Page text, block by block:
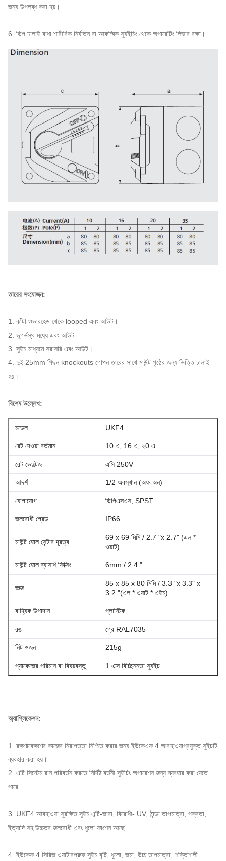
জন্য উপলব্ধ করা হয়।
6. ডিপ ঢালাই বাধা শারীরিক নির্যাতন বা আকস্মিক স্যুইচিং থেকে অপারেটিং লিভার রক্ষা।
তারের সংযোজন:
1. কাঁটা ওভারহেড থেকে looped এবং আউট।
2. ভূগর্ভস্থ মধ্যে এবং আউট
3. সুইচ মাধ্যমে সরাসরি এবং আউট।
4. দুই 25mm পিছন knockouts গোপন তারের সাথে মাউন্ট পৃষ্ঠের জন্য ভিত্তি ঢালাই
হয়।
বিশেষ উল্লেখ:
মডেল UKF4
রেট দেওয়া বর্তমান 10 এ, 16 এ, ২0 এ
রেট ভোল্টেজ এসি 250V
আদর্শ 1/2 অবস্থান (অফ-অন)
যোগাযোগ ডিপিএসএস, SPST
জলরোধী গ্রেড IP66
মাউন্ট হোল সেন্টার দূরত্ব
69 x 69 মিমি / 2.7 "x 2.7" (এল *
ওয়াট)
মাউন্ট হোল ব্যাসার্ধ ফিক্সিং 6mm / 2.4 "
জ্ঞজ
85 x 85 x 80 মিমি / 3.3 "x 3.3" x
3.2 "(এল * ওয়াট * এইচ)
বাহ্যিক উপাদান প্লাস্টিক
রঙ গ্রে RAL7035
নিট ওজন 215g
প্যাকেজের পরিমান বা বিষয়বস্তু 1 এক্স বিচ্ছিন্নতা স্যুইচ
অ্যাপ্লিকেশন:
1: রক্ষণাবেক্ষণের কাজের নিরাপত্তা নিশ্চিত করার জন্য ইউকেএফ 4 আবহাওয়াপ্রযুক্ত সুইচটি
ব্যবহার করা হয়।
2: এটি সিস্টেম রান পরিবর্তন করতে নির্দিষ্ট বর্তনী সুইচিং অপারেশন জন্য ব্যবহার করা যেতে
পারে
3: UKF4 আবহাওয়া সুরক্ষিত সুইচ এন্টি-জারা, বিরোধী- UV, ঠান্ডা তাপমাত্রা, পক্বতা,
ইত্যাদি সহ উচ্চতর জলরোধী এবং ধুলো ফাংশন আছে
4: ইউকেফ 4 সিরিজ ওয়াটারপ্রুফ সুইচ বৃষ্টি, ধুলো, জমা, উচ্চ তাপমাত্রা, শক্তিশালী